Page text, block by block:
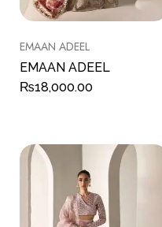
EMAAN ADEEL
EMAAN ADEEL
₨18,000.00